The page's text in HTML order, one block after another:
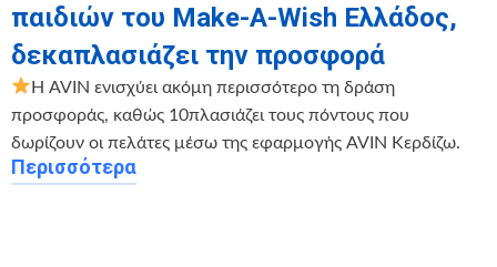
παιδιών του Make-A-Wish Ελλάδος,
δεκαπλασιάζει την προσφορά
Η AVIN ενισχύει ακόμη περισσότερο τη δράση
προσφοράς, καθώς 10πλασιάζει τους πόντους που
δωρίζουν οι πελάτες μέσω της εφαρμογής AVIN Κερδίζω.
Περισσότερα